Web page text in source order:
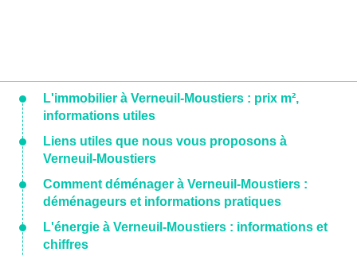
L'immobilier à Verneuil-Moustiers : prix m²,
informations utiles
Liens utiles que nous vous proposons à
Verneuil-Moustiers
Comment déménager à Verneuil-Moustiers :
déménageurs et informations pratiques
L'énergie à Verneuil-Moustiers : informations et
chiffres